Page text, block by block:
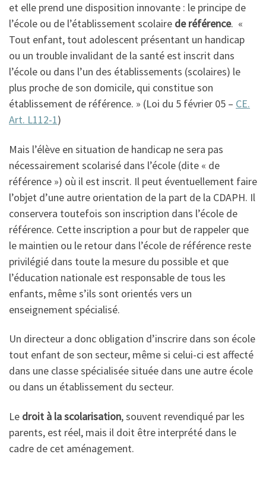
et elle prend une disposition innovante : le principe de
l’école ou de l’établissement scolaire de référence. «
Tout enfant, tout adolescent présentant un handicap
ou un trouble invalidant de la santé est inscrit dans
l’école ou dans l’un des établissements (scolaires) le
plus proche de son domicile, qui constitue son
établissement de référence. » (Loi du 5 février 05 – CE.
Art. L112-1)
Mais l’élève en situation de handicap ne sera pas
nécessairement scolarisé dans l’école (dite « de
référence ») où il est inscrit. Il peut éventuellement faire
l’objet d’une autre orientation de la part de la CDAPH. Il
conservera toutefois son inscription dans l’école de
référence. Cette inscription a pour but de rappeler que
le maintien ou le retour dans l’école de référence reste
privilégié dans toute la mesure du possible et que
l’éducation nationale est responsable de tous les
enfants, même s’ils sont orientés vers un
enseignement spécialisé.
Un directeur a donc obligation d’inscrire dans son école
tout enfant de son secteur, même si celui-ci est affecté
dans une classe spécialisée située dans une autre école
ou dans un établissement du secteur.
Le droit à la scolarisation, souvent revendiqué par les
parents, est réel, mais il doit être interprété dans le
cadre de cet aménagement.